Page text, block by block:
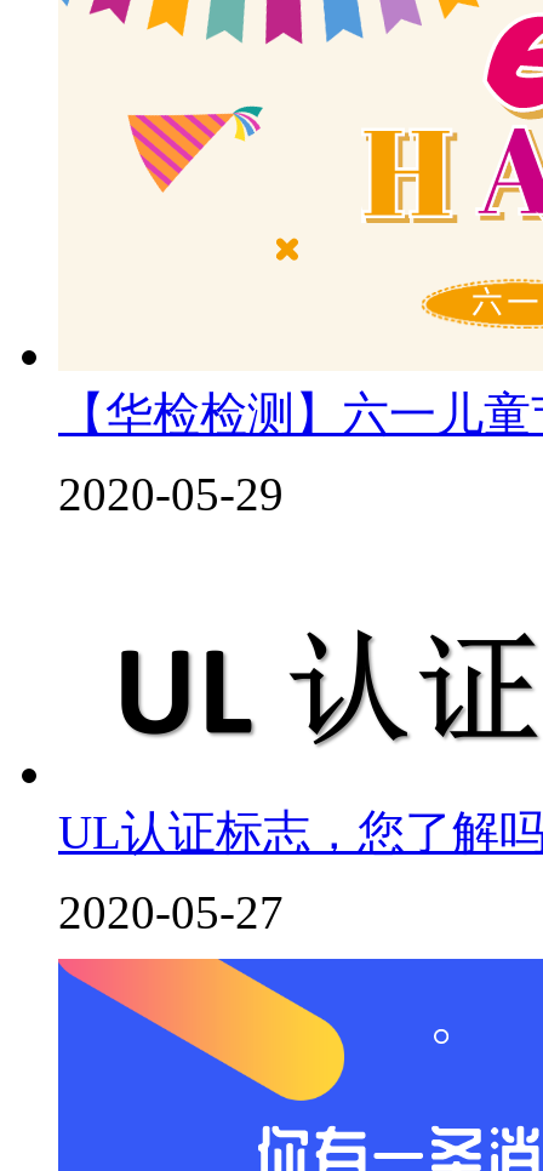
【华检检测】六一儿
2020-05-29
UL认证标志，您了解
2020-05-27